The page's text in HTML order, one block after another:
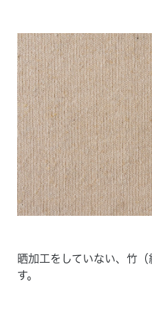
晒加工をしていない、竹
す。